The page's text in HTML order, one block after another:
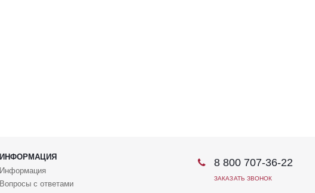
ИНФОРМАЦИЯ
Информация
Вопросы с ответами
8 800 707-36-22
ЗАКАЗАТЬ ЗВОНОК